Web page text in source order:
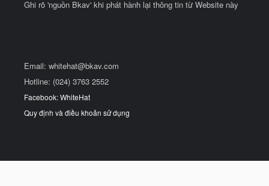
Ghi rõ 'nguồn Bkav' khi phát hành lại thông tin từ Website này
Email: whitehat@bkav.com
Hotline: (024) 3763 2552
Facebook: WhiteHat
Quy định và điều khoản sử dụng